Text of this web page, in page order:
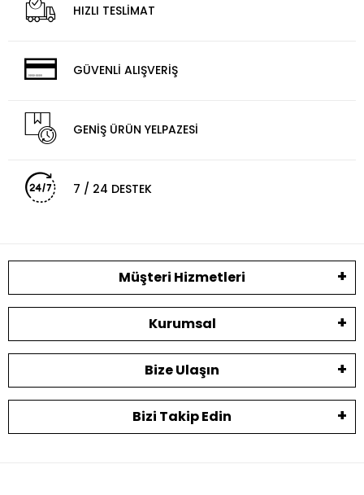
HIZLI TESLİMAT
GÜVENLİ ALIŞVERİŞ
GENİŞ ÜRÜN YELPAZESİ
7 / 24 DESTEK
Müşteri Hizmetleri
Kurumsal
Bize Ulaşın
Bizi Takip Edin